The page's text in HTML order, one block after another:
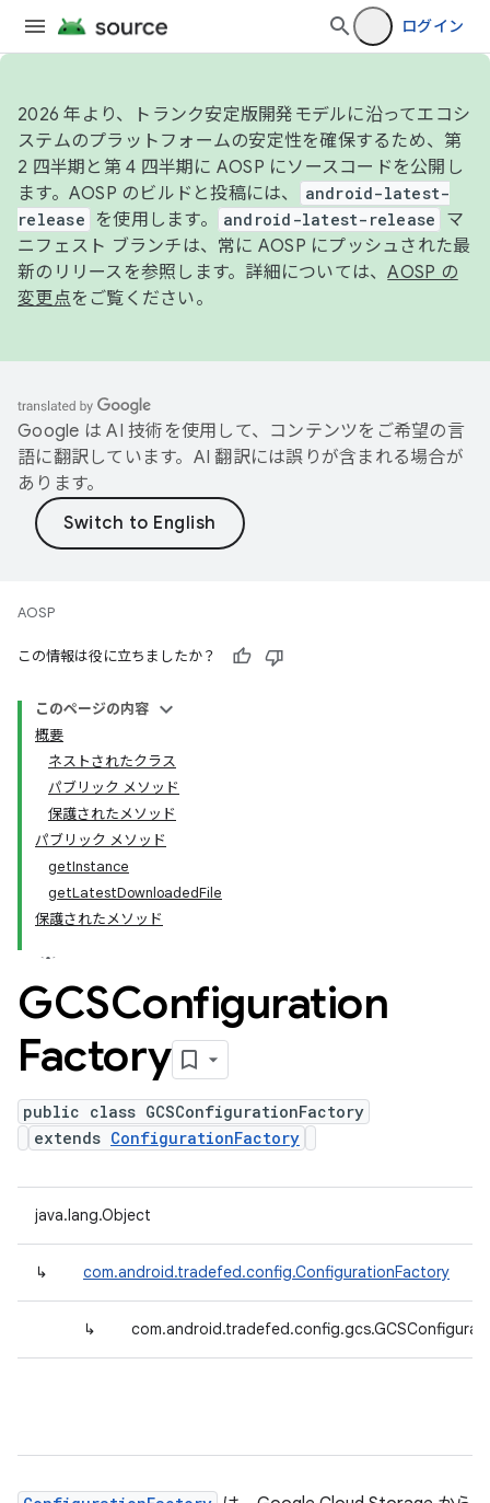
ログイン
2026 年より、トランク安定版開発モデルに沿ってエコシ
ステムのプラットフォームの安定性を確保するため、第
2 四半期と第 4 四半期に AOSP にソースコードを公開し
ます。AOSP のビルドと投稿には、
android-latest-
release
を使用します。 android-latest-release
マ
ニフェスト ブランチは、常に AOSP にプッシュされた最
新のリリースを参照します。詳細については、AOSP の
変更点をご覧ください。
Google は AI 技術を使用して、コンテンツをご希望の言
語に翻訳しています。AI 翻訳には誤りが含まれる場合が
あります。
AOSP
この情報は役に立ちましたか？
このページの内容
概要
ネストされたクラス
パブリック メソッド
保護されたメソッド
パブリック メソッド
getInstance
getLatestDownloadedFile
保護されたメソッド
GCSConfiguration
Factory
public class GCSConfigurationFactory
extends ConfigurationFactory
java.lang.Object
↳ com.android.tradefed.config.ConfigurationFactory
↳